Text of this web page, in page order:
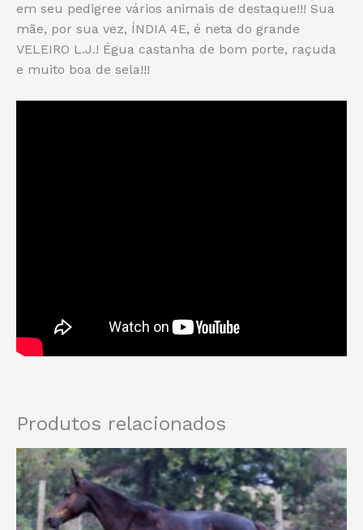
em seu pedigree vários animais de destaque!!! Sua
mãe, por sua vez, ÍNDIA 4E, é neta do grande
VELEIRO L.J.! Égua castanha de bom porte, raçuda
e muito boa de sela!!!
Produtos relacionados